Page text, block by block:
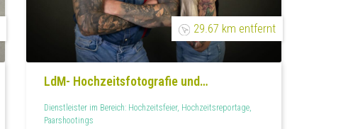
29.67 km entfernt
LdM- Hochzeitsfotografie und
Hochzeitsvideos in NRW –
Hochzeitsfotograf
Dienstleister im Bereich: Hochzeitsfeier, Hochzeitsreportage,
Paarshootings